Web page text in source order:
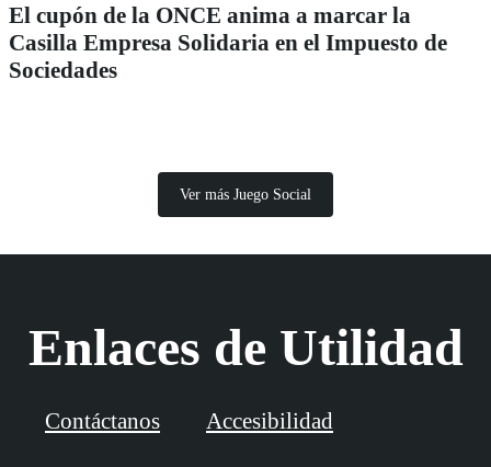
El cupón de la ONCE anima a marcar la
Casilla Empresa Solidaria en el Impuesto de
Sociedades
Ver más Juego Social
Enlaces de Utilidad
Contáctanos Accesibilidad